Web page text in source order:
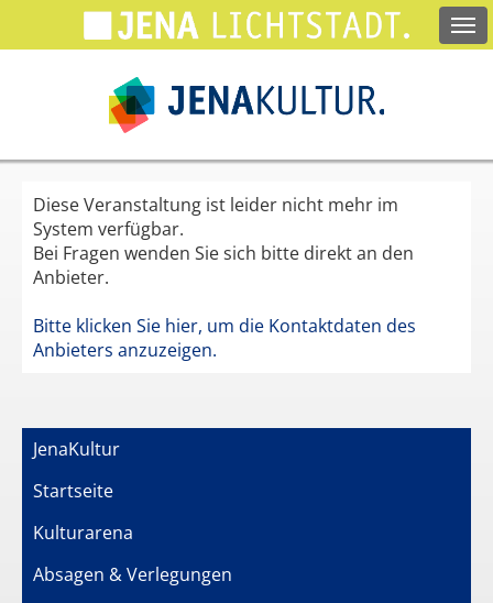
zum
Diese Veranstaltung ist leider nicht mehr im
System verfügbar.
Bei Fragen wenden Sie sich bitte direkt an den
Anbieter.
Bitte klicken Sie hier, um die Kontaktdaten des
Anbieters anzuzeigen.
JenaKultur
Startseite
Kulturarena
Absagen & Verlegungen